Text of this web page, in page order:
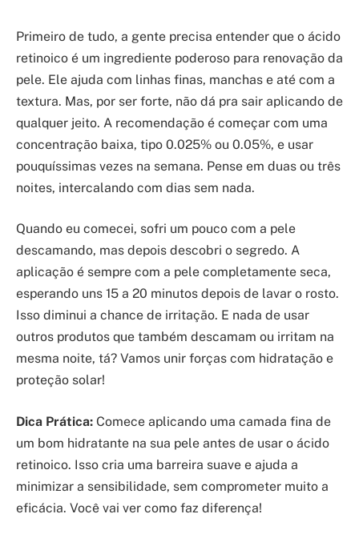
Primeiro de tudo, a gente precisa entender que o ácido
retinoico é um ingrediente poderoso para renovação da
pele. Ele ajuda com linhas finas, manchas e até com a
textura. Mas, por ser forte, não dá pra sair aplicando de
qualquer jeito. A recomendação é começar com uma
concentração baixa, tipo 0.025% ou 0.05%, e usar
pouquíssimas vezes na semana. Pense em duas ou três
noites, intercalando com dias sem nada.
Quando eu comecei, sofri um pouco com a pele
descamando, mas depois descobri o segredo. A
aplicação é sempre com a pele completamente seca,
esperando uns 15 a 20 minutos depois de lavar o rosto.
Isso diminui a chance de irritação. E nada de usar
outros produtos que também descamam ou irritam na
mesma noite, tá? Vamos unir forças com hidratação e
proteção solar!
Dica Prática: Comece aplicando uma camada fina de
um bom hidratante na sua pele antes de usar o ácido
retinoico. Isso cria uma barreira suave e ajuda a
minimizar a sensibilidade, sem comprometer muito a
eficácia. Você vai ver como faz diferença!